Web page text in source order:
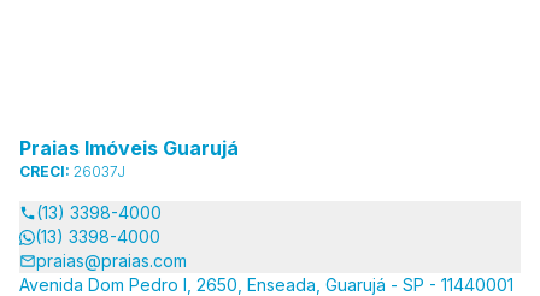
Praias Imóveis Guarujá
CRECI: 26037J
(13) 3398-4000
(13) 3398-4000
praias@praias.com
Avenida Dom Pedro I, 2650, Enseada, Guarujá - SP - 11440001